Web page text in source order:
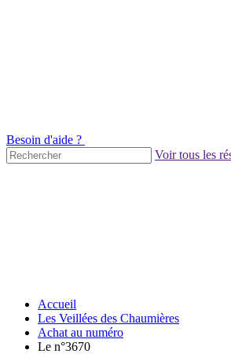
Besoin d'aide ?
Voir tous les
Accueil
Les Veillées des Chaumières
Achat au numéro
Le n°3670